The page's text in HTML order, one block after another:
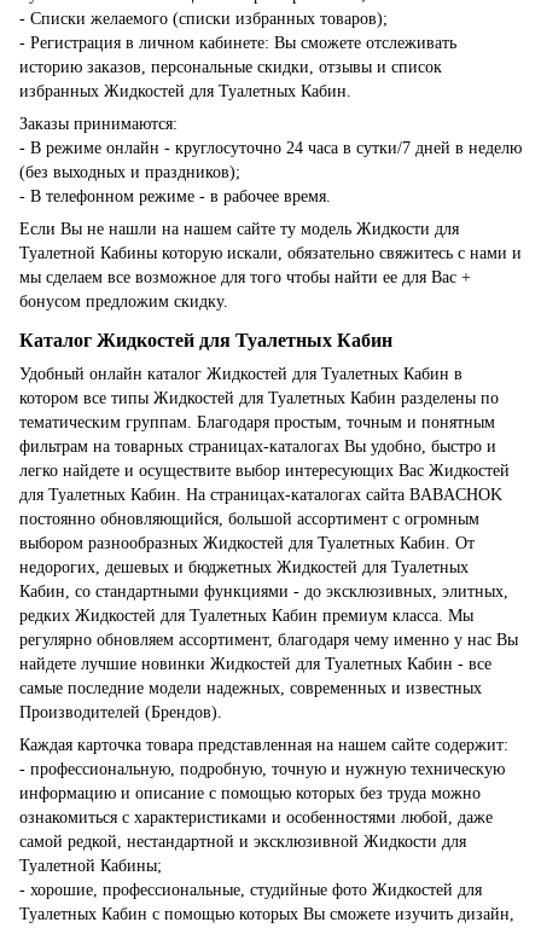
- Списки желаемого (списки избранных товаров);
- Регистрация в личном кабинете: Вы сможете отслеживать
историю заказов, персональные скидки, отзывы и список
избранных Жидкостей для Туалетных Кабин.
Заказы принимаются:
- В режиме онлайн - круглосуточно 24 часа в сутки/7 дней в неделю
(без выходных и праздников);
- В телефонном режиме - в рабочее время.
Если Вы не нашли на нашем сайте ту модель Жидкости для
Туалетной Кабины которую искали, обязательно свяжитесь с нами и
мы сделаем все возможное для того чтобы найти ее для Вас +
бонусом предложим скидку.
Каталог Жидкостей для Туалетных Кабин
Удобный онлайн каталог Жидкостей для Туалетных Кабин в
котором все типы Жидкостей для Туалетных Кабин разделены по
тематическим группам. Благодаря простым, точным и понятным
фильтрам на товарных страницах-каталогах Вы удобно, быстро и
легко найдете и осуществите выбор интересующих Вас Жидкостей
для Туалетных Кабин. На страницах-каталогах сайта BABACHOK
постоянно обновляющийся, большой ассортимент с огромным
выбором разнообразных Жидкостей для Туалетных Кабин. От
недорогих, дешевых и бюджетных Жидкостей для Туалетных
Кабин, со стандартными функциями - до эксклюзивных, элитных,
редких Жидкостей для Туалетных Кабин премиум класса. Мы
регулярно обновляем ассортимент, благодаря чему именно у нас Вы
найдете лучшие новинки Жидкостей для Туалетных Кабин - все
самые последние модели надежных, современных и известных
Производителей (Брендов).
Каждая карточка товара представленная на нашем сайте содержит:
- профессиональную, подробную, точную и нужную техническую
информацию и описание с помощью которых без труда можно
ознакомиться с характеристиками и особенностями любой, даже
самой редкой, нестандартной и эксклюзивной Жидкости для
Туалетной Кабины;
- хорошие, профессиональные, студийные фото Жидкостей для
Туалетных Кабин с помощью которых Вы сможете изучить дизайн,